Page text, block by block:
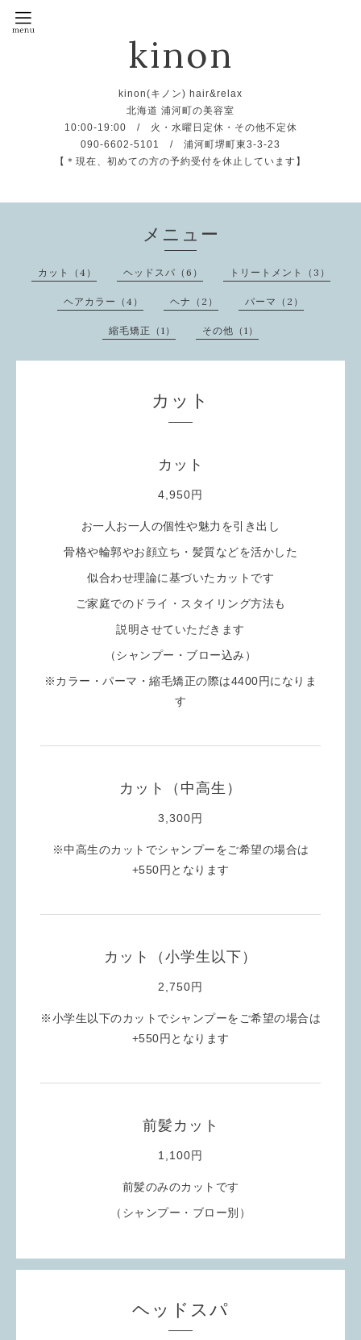
kinon
kinon(キノン) hair&relax
北海道 浦河町の美容室
10:00-19:00 / 火・水曜日定休・その他不定休
090-6602-5101 / 浦河町堺町東3-3-23
【＊現在、初めての方の予約受付を休止しています】
メニュー
カット（4） ヘッドスパ（6） トリートメント（3）
ヘアカラー（4） ヘナ（2） パーマ（2）
縮毛矯正（1） その他（1）
カット
カット
4,950円
お一人お一人の個性や魅力を引き出し
骨格や輪郭やお顔立ち・髪質などを活かした
似合わせ理論に基づいたカットです
ご家庭でのドライ・スタイリング方法も
説明させていただきます
（シャンプー・ブロー込み）
※カラー・パーマ・縮毛矯正の際は4400円になりま
す
カット（中高生）
3,300円
※中高生のカットでシャンプーをご希望の場合は
+550円となります
カット（小学生以下）
2,750円
※小学生以下のカットでシャンプーをご希望の場合は
+550円となります
前髪カット
1,100円
前髪のみのカットです
（シャンプー・ブロー別）
ヘッドスパ